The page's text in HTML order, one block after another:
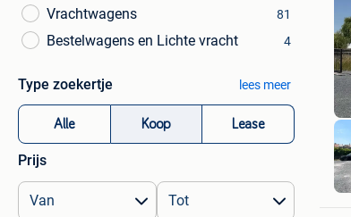
Vrachtwagens
81
Bestelwagens en Lichte vracht 4
Type zoekertje lees meer
Alle Koop Lease
Prijs